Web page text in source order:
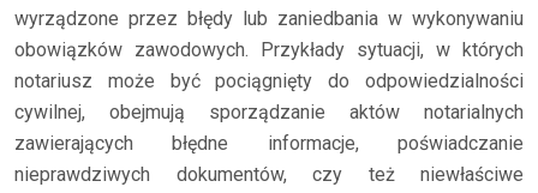
wyrządzone przez błędy lub zaniedbania w wykonywaniu
obowiązków zawodowych. Przykłady sytuacji, w których
notariusz może być pociągnięty do odpowiedzialności
cywilnej, obejmują sporządzanie aktów notarialnych
zawierających błędne informacje, poświadczanie
nieprawdziwych dokumentów, czy też niewłaściwe